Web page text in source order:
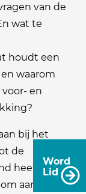
Word
Lid
van de
wat te
houdt een
waarom
en
bij het
de
heeft
aan zijn